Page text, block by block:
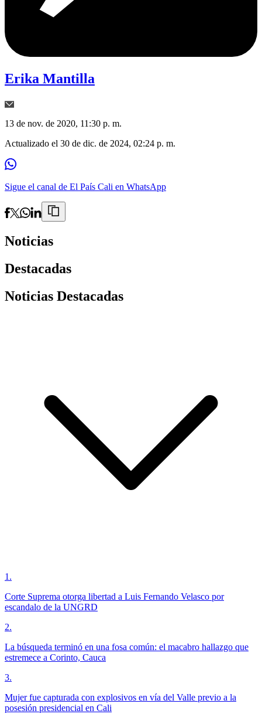
Erika Mantilla
13 de nov. de 2020, 11:30 p. m.
Actualizado el 30 de dic. de 2024, 02:24 p. m.
Sigue el canal de El País Cali en WhatsApp
Noticias
Destacadas
Noticias Destacadas
1 .
Corte Suprema otorga libertad a Luis Fernando Velasco por
escandalo de la UNGRD
2.
La búsqueda terminó en una fosa común: el macabro hallazgo que
estremece a Corinto, Cauca
3.
Mujer fue capturada con explosivos en vía del Valle previo a la
posesión presidencial en Cali